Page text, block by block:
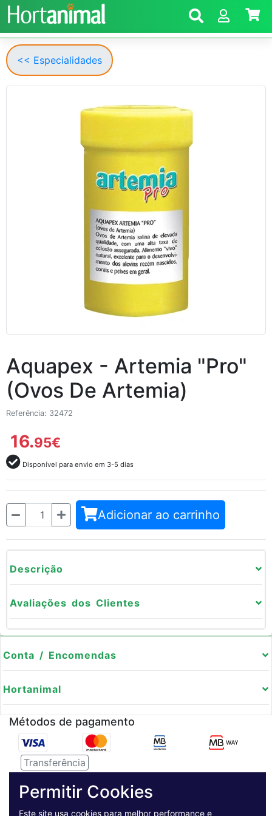
<< Especialidades
Aquapex - Artemia "Pro"
(Ovos De Artemia)
Referência: 32472
16.95€
Disponível para envio em 3-5 dias
Quantidade Adicionar ao carrinho
Descrição
Avaliações dos Clientes
Conta / Encomendas
Hortanimal
Métodos de pagamento
Transferência
Permitir Cookies
Este site usa cookies para melhor performance e